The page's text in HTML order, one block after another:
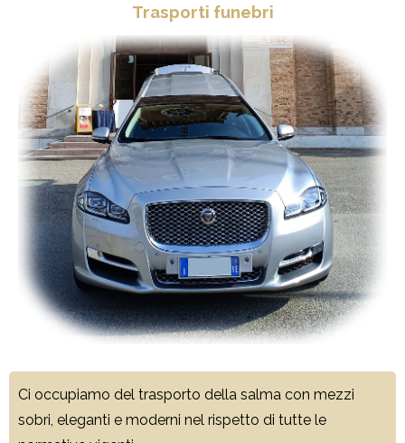
Trasporti funebri
Ci occupiamo del trasporto della salma con mezzi
sobri, eleganti e moderni nel rispetto di tutte le